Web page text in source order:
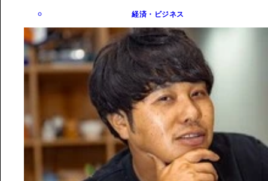
経済・ビジネス